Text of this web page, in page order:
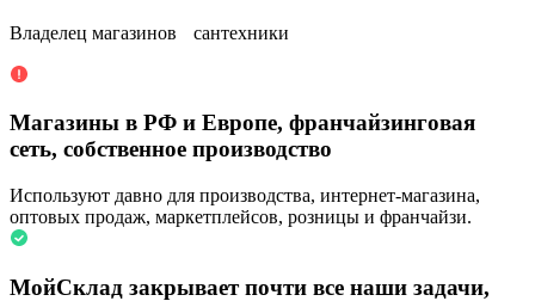
Владелец магазинов сантехники
Магазины в РФ и Европе, франчайзинговая
сеть, собственное производство
Используют давно для производства, интернет-магазина,
оптовых продаж, маркетплейсов, розницы и франчайзи.
МойСклад закрывает почти все наши задачи,